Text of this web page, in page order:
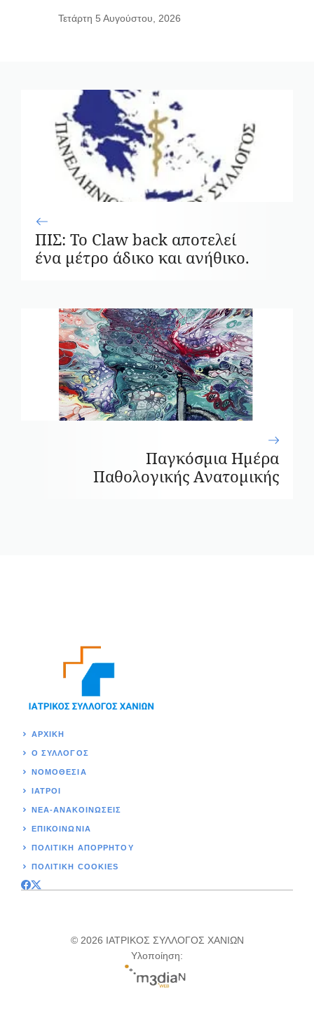
Τετάρτη 5 Αυγούστου, 2026
ΠΙΣ: Το Claw back αποτελεί
ένα μέτρο άδικο και ανήθικο.
Παγκόσμια Ημέρα
Παθολογικής Ανατομικής
ΑΡΧΙΚΉ
Ο ΣΥΛΛΟΓΟΣ
ΝΟΜΟΘΕΣΊΑ
ΙΑΤΡΟΙ
ΝΕΑ-ΑΝΑΚΟΙΝΩΣΕΙΣ
ΕΠΙΚΟΙΝΩΝΊΑ
ΠΟΛΙΤΙΚΉ ΑΠΟΡΡΗΤΟΥ
ΠΟΛΙΤΙΚΗ COOKIES
© 2026 ΙΑΤΡΙΚΟΣ ΣΥΛΛΟΓΟΣ ΧΑΝΙΩΝ
Υλοποίηση: